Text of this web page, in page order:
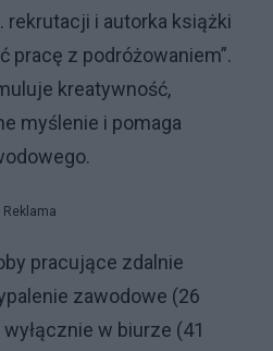
rekrutacji i autorka książki
pracę z podróżowaniem”.
kreatywność,
myślenie i pomaga
Reklama
pracujące zdalnie
zawodowe (26
w biurze (41